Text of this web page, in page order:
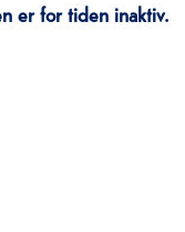
er for tiden inaktiv.